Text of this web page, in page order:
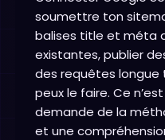
soumettre ton
balises title et méta
existantes, publier
des requêtes
peux le faire. Ce
demande de la
et une